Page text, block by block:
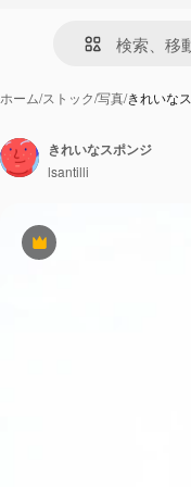
ホーム/ストック/写真/きれいな
Premium
きれいなスポンジ
lsantilli